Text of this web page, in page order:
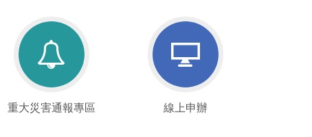
大
重大災害通報專區
上
線上申辦